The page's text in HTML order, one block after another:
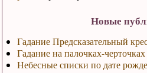
Новые
Гадание Предсказательный
Гадание на палочках-
Небесные списки по дате